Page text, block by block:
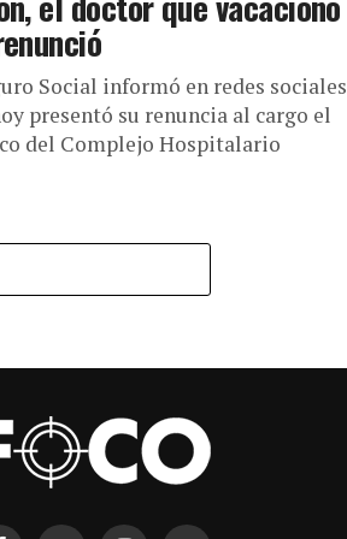
Social informó en redes sociales
presentó su renuncia al cargo el
del Complejo Hospitalario